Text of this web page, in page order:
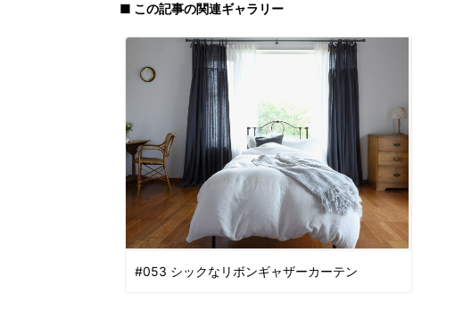
■ この記事の関連ギャラリー
#053 シックなリボンギャザーカーテン